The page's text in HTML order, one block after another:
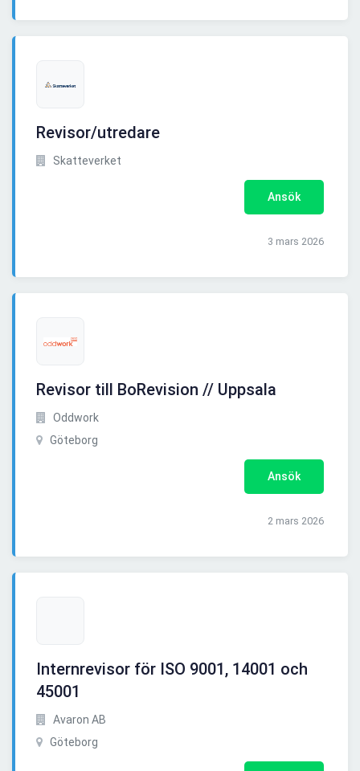
Revisor/utredare
Skatteverket
Ansök
3 mars 2026
Revisor till BoRevision // Uppsala
Oddwork
Göteborg
Ansök
2 mars 2026
Internrevisor för ISO 9001, 14001 och
45001
Avaron AB
Göteborg